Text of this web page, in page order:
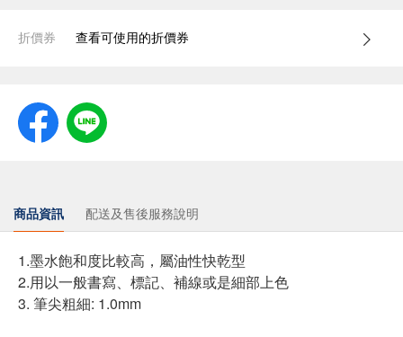
折價券 查看可使用的折價券
商品資訊 配送及售後服務說明
1.墨水飽和度比較高，屬油性快乾型
2.用以一般書寫、標記、補線或是細部上色
3. 筆尖粗細: 1.0mm